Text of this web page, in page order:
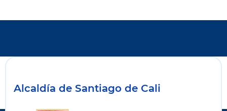
Alcaldía de Santiago de Cali